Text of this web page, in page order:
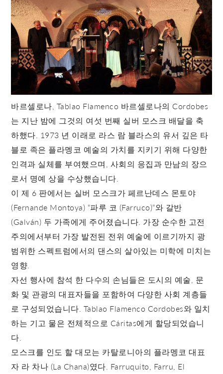
바르셀로나, Tablao Flamenco 바르셀로나의 Cordobes
는 지난 밤에 그것의 여섯 번째 실버 모스크 배달을 축
하했다. 1973 년 이래로 라스 람 블라스의 유서 깊은 타
블로 족은 플라멩코 예술의 가치를 지키기 위해 다양한
인격과 실체를 부여했으며, 사회의 응집과 만남의 장으
로서 명예 상을 수상했습니다.
이 제 6 판에서는 실버 모스크가 페르난데스 몬토야
(Fernande Montoya) “파루 코 (Farruco)”와 갈반
(Galván) 두 가족에게 주어졌습니다. 가장 순수한 고전
주의에서부터 가장 발전된 전위 예술에 이르기까지 광
범위한 스펙트럼에서의 댄스의 살아있는 미학에 미치는
영향.
자선 행사에 참석 한 다수의 손님들은 도시의 예술, 문
화 및 관광의 대표자들을 포함하여 다양한 사회 계층들
로 구성되었습니다. Tablao Flamenco Cordobes와 일치
하는 기고 물은 전체적으로 Cáritas에게 할당되었습니
다.
모스크를 인도 할 대모는 카탈로니아의 플라멩코 대표
자 라 차나 (La Chana)였다. Farruquito, Farru, El